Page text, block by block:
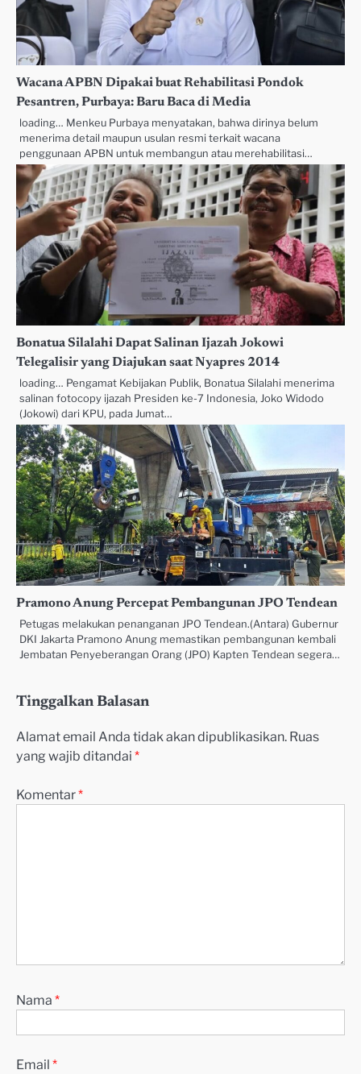
Wacana APBN Dipakai buat Rehabilitasi Pondok
Pesantren, Purbaya: Baru Baca di Media
loading… Menkeu Purbaya menyatakan, bahwa dirinya belum
menerima detail maupun usulan resmi terkait wacana
penggunaan APBN untuk membangun atau merehabilitasi…
Bonatua Silalahi Dapat Salinan Ijazah Jokowi
Telegalisir yang Diajukan saat Nyapres 2014
loading… Pengamat Kebijakan Publik, Bonatua Silalahi menerima
salinan fotocopy ijazah Presiden ke-7 Indonesia, Joko Widodo
(Jokowi) dari KPU, pada Jumat…
Pramono Anung Percepat Pembangunan JPO Tendean
Petugas melakukan penanganan JPO Tendean.(Antara) Gubernur
DKI Jakarta Pramono Anung memastikan pembangunan kembali
Jembatan Penyeberangan Orang (JPO) Kapten Tendean segera…
Tinggalkan Balasan
Alamat email Anda tidak akan dipublikasikan. Ruas
yang wajib ditandai *
Komentar*
Nama *
Email *